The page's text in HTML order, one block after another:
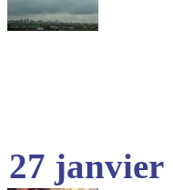
27 janvier